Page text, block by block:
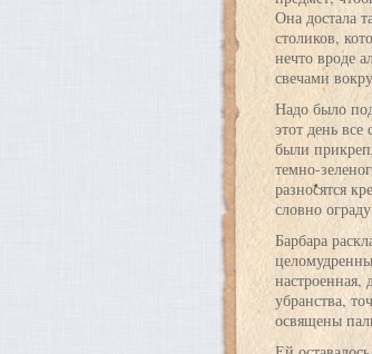
Она достала
столиков,
нечто вроде
свечами
Надо было
этот день
были
темно-
разносятся
словно
Барбара
настроенная,
убранства,
освящены